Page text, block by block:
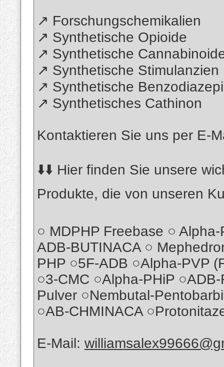
↗️ Forschungschemikalien
↗️ Synthetische Opioide
↗️ Synthetische
↗️ Synthetische Stimulanzien
↗️ Synthetische
↗️ Synthetisches Cathinon
Kontaktieren Sie uns per E-
⬇️⬇️ Hier finden Sie unsere
Produkte, die von unseren
○ MDPHP Freebase ○
ADB-BUTINACA ○
PHP ○5F-ADB ○Alpha-PVP
○3-CMC ○Alpha-PHiP
Pulver ○Nembutal-
○AB-CHMINACA
E-Mail: